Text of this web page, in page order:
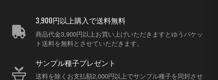
3,900円以上購入で送料無料
商品代金3,900円以上お買い上げいただきますとゆうパケッ
ト送料を無料とさせていただきます。
サンプル種子プレゼント
送料を除くお支払額2,000円以上でサンプル種子を同封させ